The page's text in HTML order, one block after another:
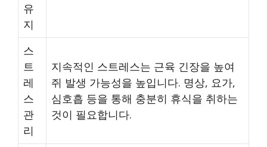
유
지
스
트
레
스
관
리
지속적인 스트레스는 근육 긴장을 높여
쥐 발생 가능성을 높입니다. 명상, 요가,
심호흡 등을 통해 충분히 휴식을 취하는
것이 필요합니다.